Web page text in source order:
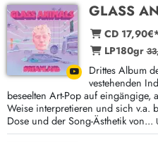
GLASS
CD
LP180gr
Drittes Album
vestehenden
beseelten Art-Pop auf
Weise interpretieren und sich v.a.
Dose und der Song-Ästhetik von...